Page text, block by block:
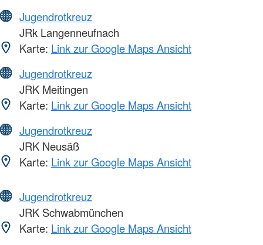
Jugendrotkreuz
JRk Langenneufnach
Karte: Link zur Google Maps Ansicht
Jugendrotkreuz
JRK Meitingen
Karte: Link zur Google Maps Ansicht
Jugendrotkreuz
JRK Neusäß
Karte: Link zur Google Maps Ansicht
Jugendrotkreuz
JRK Schwabmünchen
Karte: Link zur Google Maps Ansicht